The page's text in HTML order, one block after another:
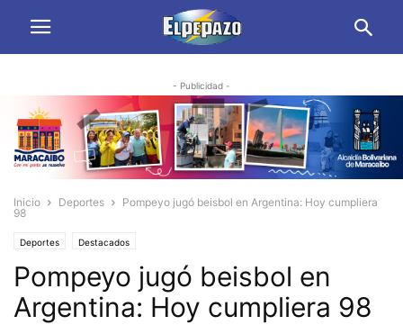
- Publicidad -
Inicio Deportes
Pompeyo jugó beisbol en Argentina: Hoy cumpliera
98
Deportes Destacados
Pompeyo jugó beisbol en
Argentina: Hoy cumpliera 98